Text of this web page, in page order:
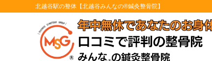
北越谷駅の整体【北越谷みんなの®鍼灸整骨院】